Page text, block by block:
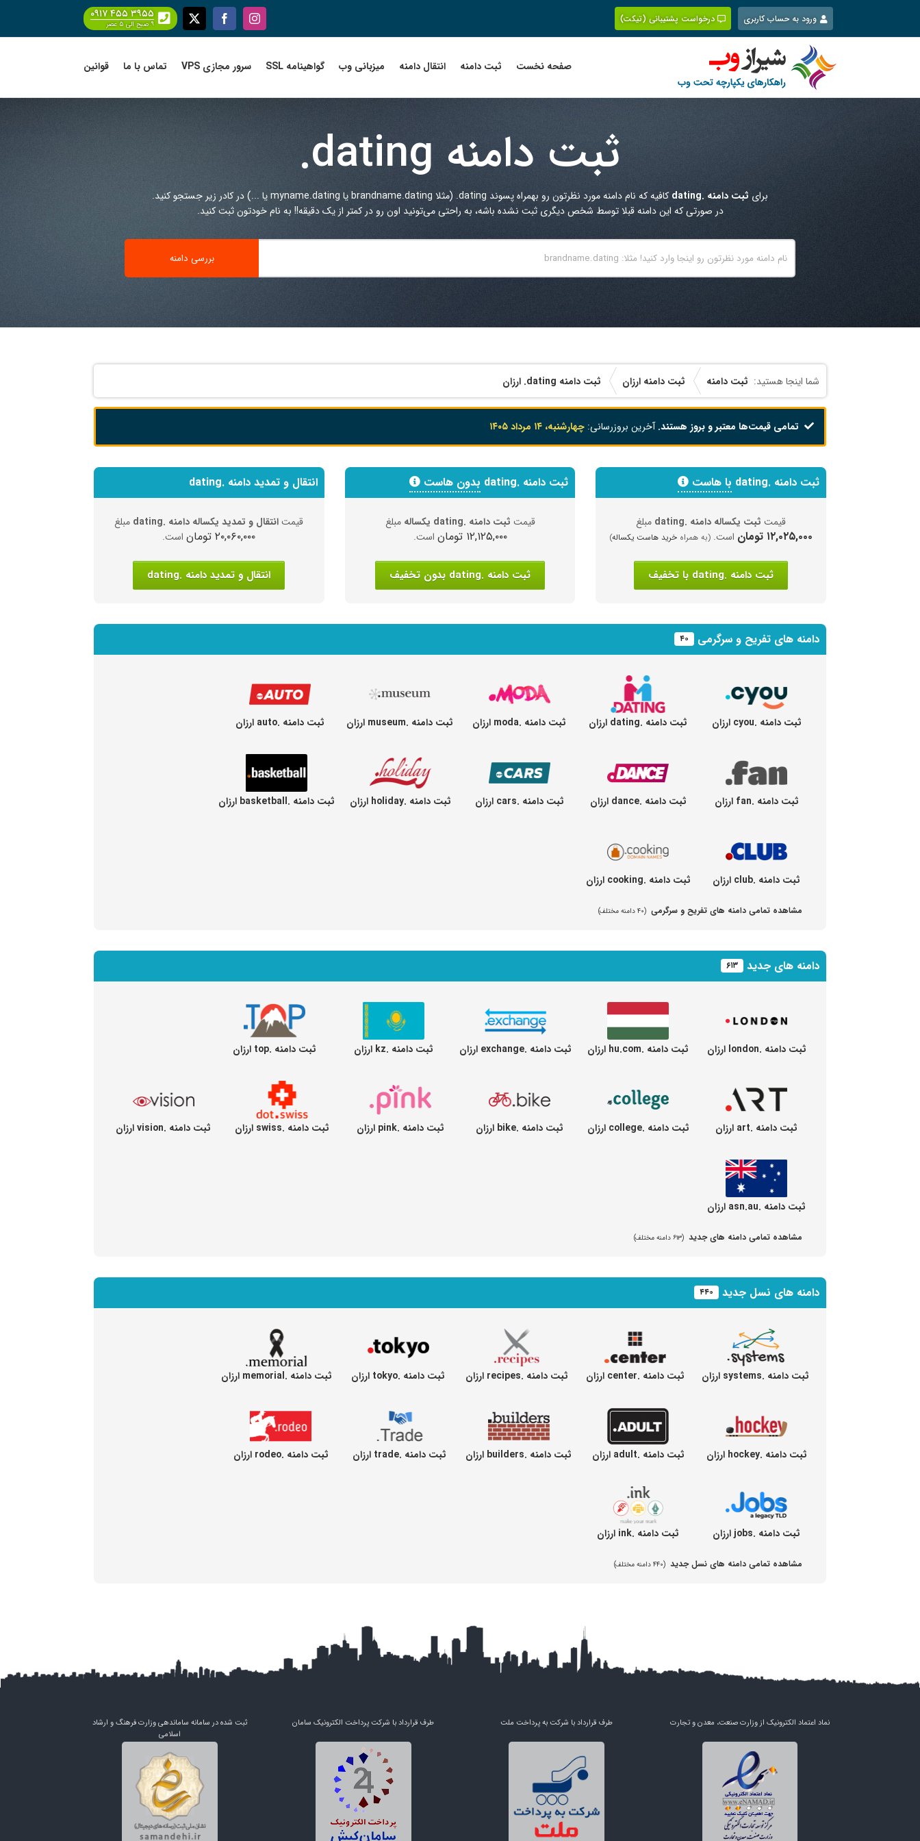
content
ورود به حساب کاربری درخواست پشتیبانی (تیکت) Instagram
Facebook
X ۰۹۱۷ ۴۵۵ ۳۹۵۵
۹ صبح الی ۵ عصر
صفحه نخست ثبت دامنه انتقال دامنه میزبانی وب گواهینامه SSL سرور مجازی VPS تماس با ما قوانین
ثبت دامنه .dating
برای ثبت دامنه .dating کافیه که نام دامنه مورد نظرتون رو بهمراه پسوند .dating (مثلا brandname.dating یا myname.dating یا ...) در کادر زیر جستجو کنید.
در صورتی که این دامنه قبلا توسط شخص دیگری ثبت نشده باشه، به راحتی می‌تونید اون رو در کمتر از یک دقیقه!! به نام خودتون ثبت کنید.
ثبت دامنه ثبت دامنه ارزان ثبت دامنه .dating ارزان
تمامی قیمت‌ها معتبر و بروز هستند.آخرین بروزرسانی: چهارشنبه، ۱۴ مرداد ۱۴۰۵
ثبت دامنه .dating با هاست
قیمت ثبت یکساله دامنه .dating مبلغ
۱۲,۰۲۵,۰۰۰ تومان است. (به همراه خرید هاست یکساله)
ثبت دامنه .dating با تخفیف
ثبت دامنه .dating بدون هاست
قیمت ثبت دامنه .dating یکساله مبلغ
۱۲,۱۲۵,۰۰۰ تومان است.
ثبت دامنه .dating بدون تخفیف
انتقال و تمدید دامنه .dating
قیمتانتقال و تمدید یکساله دامنه .dating مبلغ
۲۰,۰۶۰,۰۰۰ تومان است.
انتقال و تمدید دامنه .dating
دامنه های تفریح و سرگرمی ۴۰
ثبت دامنه .cyou ارزان ثبت دامنه .dating ارزان ثبت دامنه .moda ارزان ثبت دامنه .museum ارزان ثبت دامنه .auto ارزان
ثبت دامنه .fan ارزان ثبت دامنه .dance ارزان ثبت دامنه .cars ارزان ثبت دامنه .holiday ارزان ثبت دامنه .basketball ارزان
ثبت دامنه .club ارزان ثبت دامنه .cooking ارزان
مشاهده تمامی دامنه های تفریح و سرگرمی (۴۰ دامنه مختلف)
دامنه های جدید ۶۱۳
ثبت دامنه .london ارزان ثبت دامنه .hu.com ارزان ثبت دامنه .exchange ارزان ثبت دامنه .kz ارزان ثبت دامنه .top ارزان
ثبت دامنه .art ارزان ثبت دامنه .college ارزان ثبت دامنه .bike ارزان ثبت دامنه .pink ارزان ثبت دامنه .swiss ارزان ثبت دامنه .vision ارزان
ثبت دامنه .asn.au ارزان
مشاهده تمامی دامنه های جدید (۶۱۳ دامنه مختلف)
دامنه های نسل جدید ۴۴۰
ثبت دامنه .systems ارزان ثبت دامنه .center ارزان ثبت دامنه .recipes ارزان ثبت دامنه .tokyo ارزان ثبت دامنه .memorial ارزان
ثبت دامنه .hockey ارزان ثبت دامنه .adult ارزان ثبت دامنه .builders ارزان ثبت دامنه .trade ارزان ثبت دامنه .rodeo ارزان
ثبت دامنه .jobs ارزان ثبت دامنه .ink ارزان
مشاهده تمامی دامنه های نسل جدید (۴۴۰ دامنه مختلف)
نماد اعتماد الکترونیک از وزارت صنعت، معدن و تجارت طرف قرارداد با شرکت به پرداخت ملت طرف قرارداد با شرکت پرداخت الکترونیک سامان
ثبت شده در سامانه ساماندهی وزارت فرهنگ و ارشاد
اسلامی